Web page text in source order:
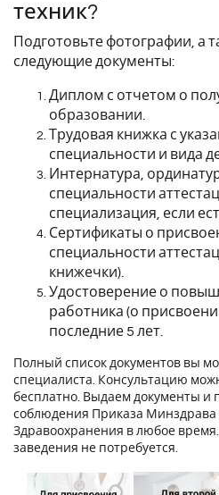
техник?
Подготовьте фотографии, а
следующие документы:
Диплом с отчетом о
образовании.
Трудовая книжка с
специальности и вида
Интернатура,
специальности
специализация, если
Сертификаты о
специальности
книжечки).
Удостоверение о
работника (о
последние 5 лет.
Полный список документов вы
специалиста. Консультацию
бесплатно. Выдаем документы и
соблюдения Приказа Минздрава
Здравоохранения в любое
заведения не потребуется.